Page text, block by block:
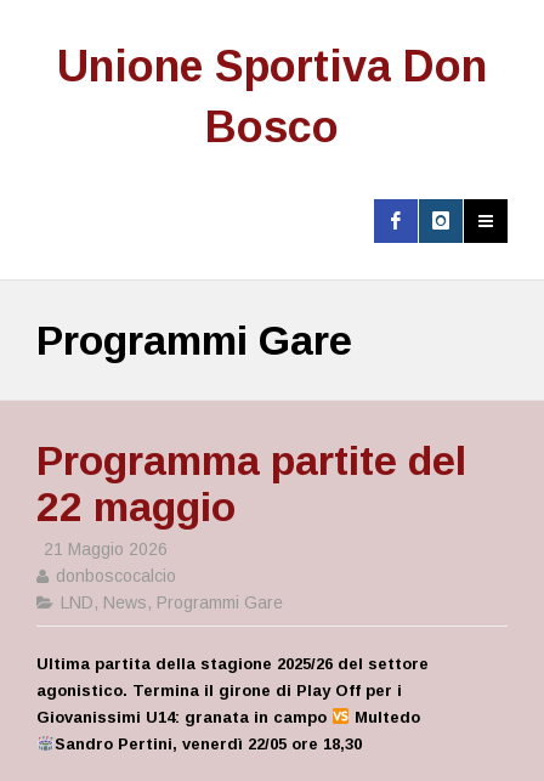
Unione Sportiva Don
Bosco
Programmi Gare
Programma partite del
22 maggio
21 Maggio 2026
donboscocalcio
LND, News, Programmi Gare
Ultima partita della stagione 2025/26 del settore
agonistico. Termina il girone di Play Off per i
Giovanissimi U14: granata in campo
Multedo
Sandro Pertini, venerdì 22/05 ore 18,30